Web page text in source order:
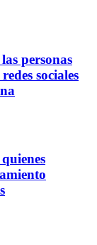
personas
sociales